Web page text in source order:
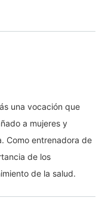
una vocación que
a mujeres y
Como entrenadora de
de los
de la salud.